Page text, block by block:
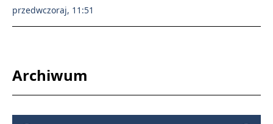
przedwczoraj, 11:51
Archiwum